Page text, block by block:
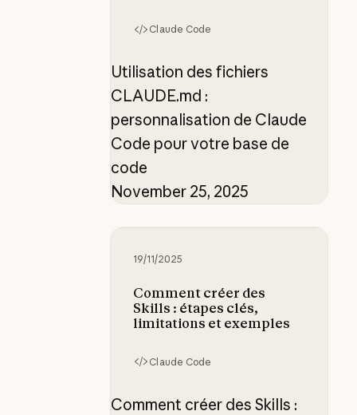
Claude Code
Utilisation des fichiers
CLAUDE.md :
personnalisation de Claude
Code pour votre base de
code
November 25, 2025
19/11/2025
Comment créer des
Skills : étapes clés,
limitations et exemples
Claude Code
Comment créer des Skills :
Comment créer des Skills :